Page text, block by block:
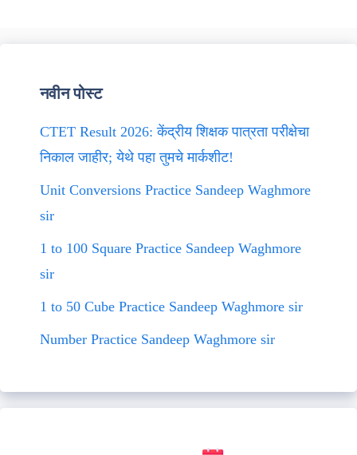
नवीन पोस्ट
CTET Result 2026: केंद्रीय शिक्षक पात्रता परीक्षेचा
निकाल जाहीर; येथे पहा तुमचे मार्कशीट!
Unit Conversions Practice Sandeep Waghmore
sir
1 to 100 Square Practice Sandeep Waghmore
sir
1 to 50 Cube Practice Sandeep Waghmore sir
Number Practice Sandeep Waghmore sir